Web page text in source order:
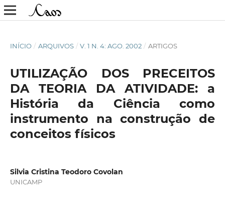
INÍCIO / ARQUIVOS / V. 1 N. 4: AGO. 2002 / ARTIGOS
UTILIZAÇÃO DOS PRECEITOS
DA TEORIA DA ATIVIDADE: a
História da Ciência como
instrumento na construção de
conceitos físicos
Silvia Cristina Teodoro Covolan
UNICAMP